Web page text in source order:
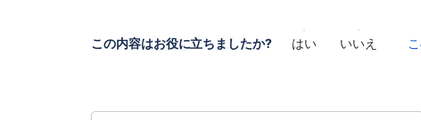
この内容はお役に立ちましたか? はい いいえ